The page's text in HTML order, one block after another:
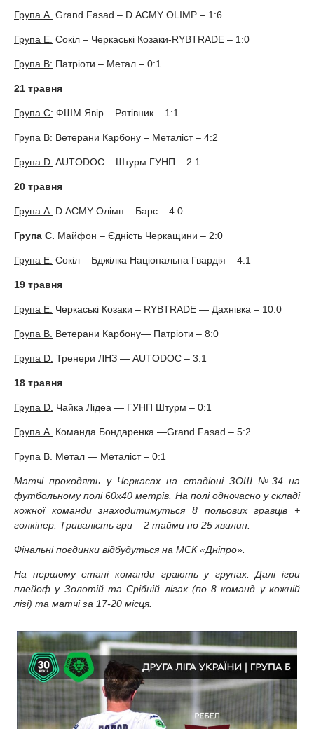
Група А. Grand Fasad – D.ACMY OLIMP – 1:6
Група E. Сокіл – Черкаські Козаки-RYBTRADE – 1:0
Група B: Патріоти – Метал – 0:1
21 травня
Група C: ФШМ Явір – Рятівник – 1:1
Група B: Ветерани Карбону – Металіст – 4:2
Група D: AUTODOC – Штурм ГУНП – 2:1
20 травня
Група А. D.ACMY Олімп – Барс – 4:0
Група C. Майфон – Єдність Черкащини – 2:0
Група E. Сокіл – Бджілка Національна Гвардія – 4:1
19 травня
Група E. Черкаські Козаки – RYBTRADE — Дахнівка – 10:0
Група B. Ветерани Карбону— Патріоти – 8:0
Група D. Тренери ЛНЗ — AUTODOC – 3:1
18 травня
Група D. Чайка Лідеа — ГУНП Штурм – 0:1
Група А. Команда Бондаренка —Grand Fasad – 5:2
Група B. Метал — Металіст – 0:1
Матчі проходять у Черкасах на стадіоні ЗОШ №34 на
футбольному полі 60х40 метрів. На полі одночасно у складі
кожної команди знаходитимуться 8 польових гравців +
голкіпер. Тривалість гри – 2 тайми по 25 хвилин.
Фінальні поєдинки відбудуться на МСК «Дніпро».
На першому етапі команди грають у групах. Далі ігри
плейоф у Золотій та Срібній лігах (по 8 команд у кожній
лізі) та матчі за 17-20 місця.